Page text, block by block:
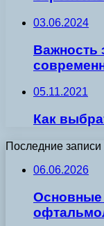
03.06.2024
Важность
05.11.2021
Как
Последние записи
06.06.2026
Основные